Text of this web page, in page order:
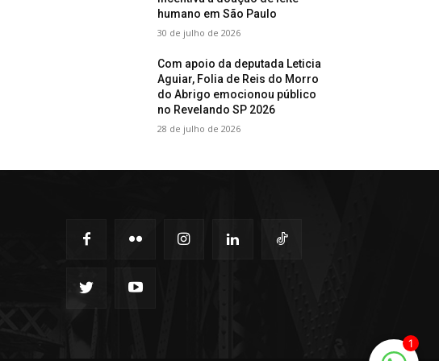
humano em São Paulo
30 de julho de 2026
Com apoio da deputada Leticia
Aguiar, Folia de Reis do Morro
do Abrigo emocionou público
no Revelando SP 2026
28 de julho de 2026
1